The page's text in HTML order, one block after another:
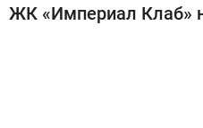
ЖК «Империал Клаб»